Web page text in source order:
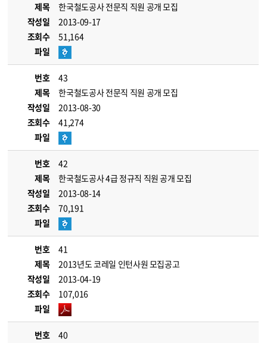
제목
한국철도공사 전문직 직원 공개 모집
작성일
2013-09-17
조회수
51,164
파일
번호
43
제목
한국철도공사 전문직 직원 공개 모집
작성일
2013-08-30
조회수
41,274
파일
번호
42
제목
한국철도공사 4급 정규직 직원 공개 모집
작성일
2013-08-14
조회수
70,191
파일
번호
41
제목
2013년도 코레일 인턴사원 모집공고
작성일
2013-04-19
조회수
107,016
파일
번호
40